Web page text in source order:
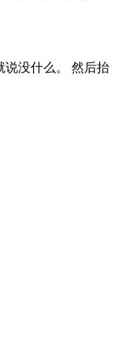
说没什么。 然后抬